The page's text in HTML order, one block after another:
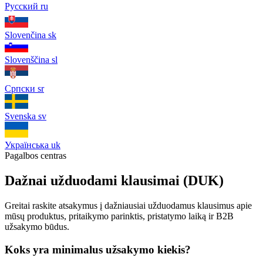
Русский ru
Slovenčina sk
Slovenščina sl
Српски sr
Svenska sv
Українська uk
Pagalbos centras
Dažnai užduodami klausimai (DUK)
Greitai raskite atsakymus į dažniausiai užduodamus klausimus apie
mūsų produktus, pritaikymo parinktis, pristatymo laiką ir B2B
užsakymo būdus.
Koks yra minimalus užsakymo kiekis?